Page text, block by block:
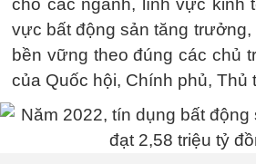
cho các ngành, lĩnh vực kinh
vực bất động sản tăng trưởng,
bền vững theo đúng các chủ
của Quốc hội, Chính phủ, Thủ